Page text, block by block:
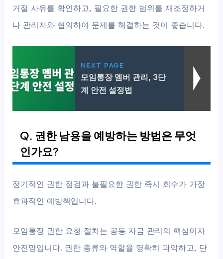
거절 사유를 확인하고, 필요한 권한 범위를 재조정하거
나 관리자와 협의하여 문제를 해결하는 것이 좋습니다.
NEXT PAGE
모임통장 멤버 관리, 3단
계 안전 설정법
Q. 권한 남용을 예방하는 방법은 무엇
인가요?
정기적인 권한 점검과 불필요한 권한 즉시 회수가 가장
효과적인 예방책입니다.
모임통장 권한 요청 절차는 공동 자금 관리의 핵심이자
안전망입니다. 권한 종류와 역할을 명확히 파악하고, 단